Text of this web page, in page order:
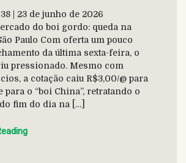
| 23 de junho de 2026
do boi gordo: queda na
Paulo Com oferta um pouco
da última sexta-feira, o
pressionado. Mesmo com
a cotação caiu R$3,00/@ para
para o “boi China”, retratando o
fim do dia na […]